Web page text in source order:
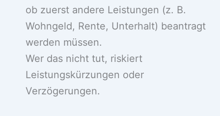
ob zuerst andere Leistungen (z. B.
Wohngeld, Rente, Unterhalt) beantragt
werden müssen.
Wer das nicht tut, riskiert
Leistungskürzungen oder
Verzögerungen.